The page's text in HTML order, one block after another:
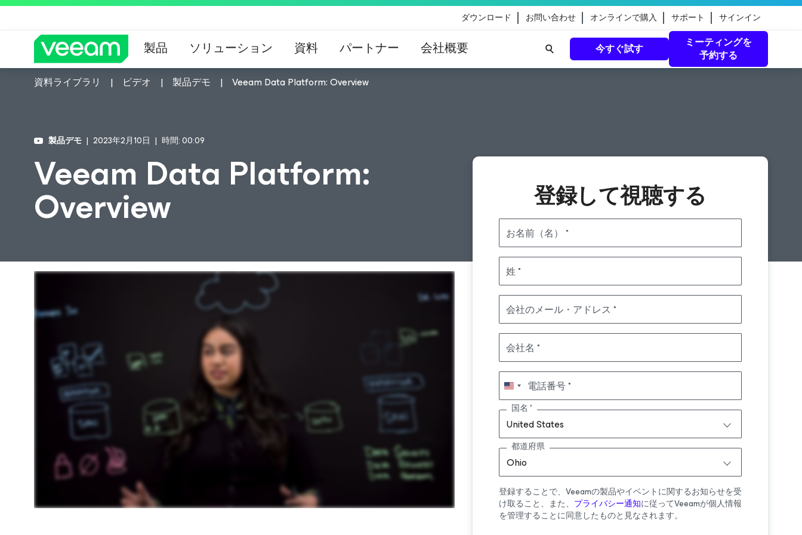
ダウンロード お問い合わせ オンラインで購入 サポート サインイン
製品 ソリューション 資料 パートナー 会社概要 今すぐ試す
ミーティングを
予約する
資料ライブラリ ビデオ 製品デモ Veeam Data Platform: Overview
製品デモ 2023年2月10日 時間: 00:09
Veeam Data Platform:
Overview 登録して視聴する
お名前（名）
姓
会社のメール・アドレス
会社名
電話番号
United States
国名
Ohio
都道府県
登録することで、Veeamの製品やイベントに関するお知らせを受
け取ること、また、 プライバシー通知に従ってVeeamが個人情報
を管理することに同意したものと見なされます。